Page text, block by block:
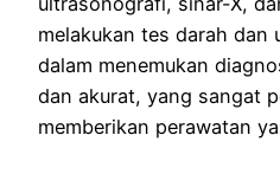
melakukan tes darah dan
dalam menemukan
dan akurat, yang sangat
memberikan perawatan